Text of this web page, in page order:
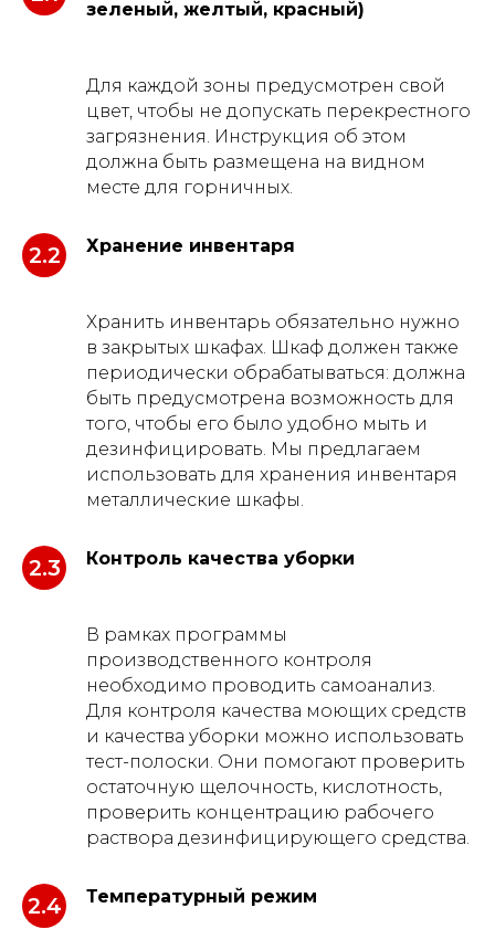
зеленый, желтый, красный)
Для каждой зоны предусмотрен свой
цвет, чтобы не допускать перекрестного
загрязнения. Инструкция об этом
должна быть размещена на видном
месте для горничных.
2.2 Хранение инвентаря
Хранить инвентарь обязательно нужно
в закрытых шкафах. Шкаф должен также
периодически обрабатываться: должна
быть предусмотрена возможность для
того, чтобы его было удобно мыть и
дезинфицировать. Мы предлагаем
использовать для хранения инвентаря
металлические шкафы.
2.3 Контроль качества уборки
В рамках программы
производственного контроля
необходимо проводить самоанализ.
Для контроля качества моющих средств
и качества уборки можно использовать
тест-полоски. Они помогают проверить
остаточную щелочность, кислотность,
проверить концентрацию рабочего
раствора дезинфицирующего средства.
2.4 Температурный режим